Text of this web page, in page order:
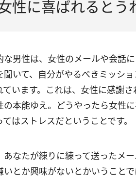
性に喜ばれるとう
な男性は、女性のメールや会話
聞いて、自分がやるべきミッシ
ています。これは、女性に感謝
の本能ゆえ。どうやったら女性
てはストレスだということです。
あなたが練りに練って送ったメ
いとか興味がないとかいうこと